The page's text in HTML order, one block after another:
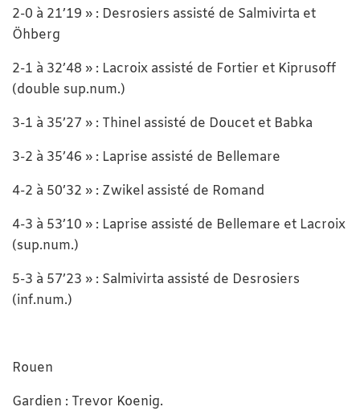
2-0 à 21’19 » : Desrosiers assisté de Salmivirta et
Öhberg
2-1 à 32’48 » : Lacroix assisté de Fortier et Kiprusoff
(double sup.num.)
3-1 à 35’27 » : Thinel assisté de Doucet et Babka
3-2 à 35’46 » : Laprise assisté de Bellemare
4-2 à 50’32 » : Zwikel assisté de Romand
4-3 à 53’10 » : Laprise assisté de Bellemare et Lacroix
(sup.num.)
5-3 à 57’23 » : Salmivirta assisté de Desrosiers
(inf.num.)
Rouen
Gardien : Trevor Koenig.